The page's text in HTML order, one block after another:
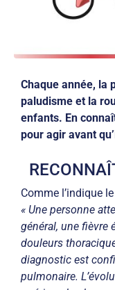
Chaque année, la
paludisme et la
enfants. En
pour agir avant
Comme l’indique
« Une personne
général, une fièvre
douleurs
diagnostic est
pulmonaire.